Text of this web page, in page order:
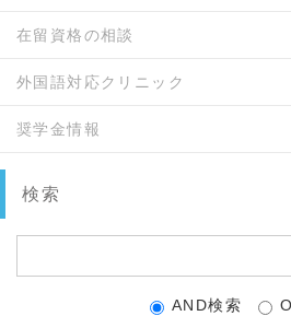
在留資格の相談
外国語対応クリニック
奨学金情報
検索
AND検索